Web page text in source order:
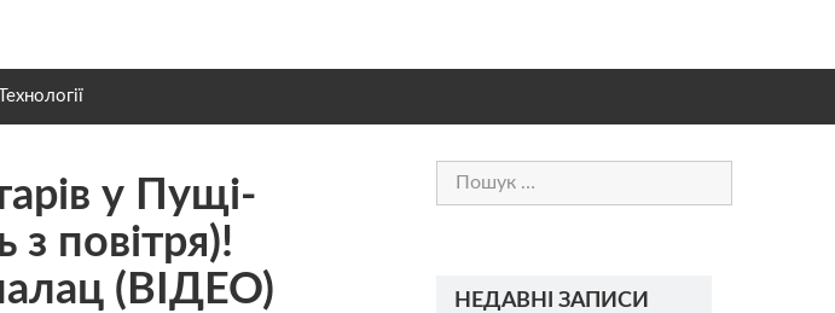
Технології
у Пущі-
з повітря)!
(ВІДЕО)
Пошук:
НЕДАВНІ ЗАПИСИ